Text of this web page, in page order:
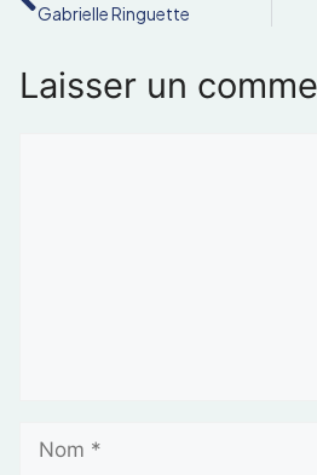
Gabrielle Ringuette
Laisser un